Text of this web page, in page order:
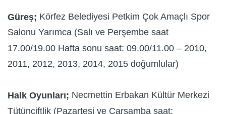
Güreş; Körfez Belediyesi Petkim Çok Amaçlı Spor
Salonu Yarımca (Salı ve Perşembe saat
17.00/19.00 Hafta sonu saat: 09.00/11.00 – 2010,
2011, 2012, 2013, 2014, 2015 doğumlular)
Halk Oyunları; Necmettin Erbakan Kültür Merkezi
Tütünçiftlik (Pazartesi ve Çarşamba saat: